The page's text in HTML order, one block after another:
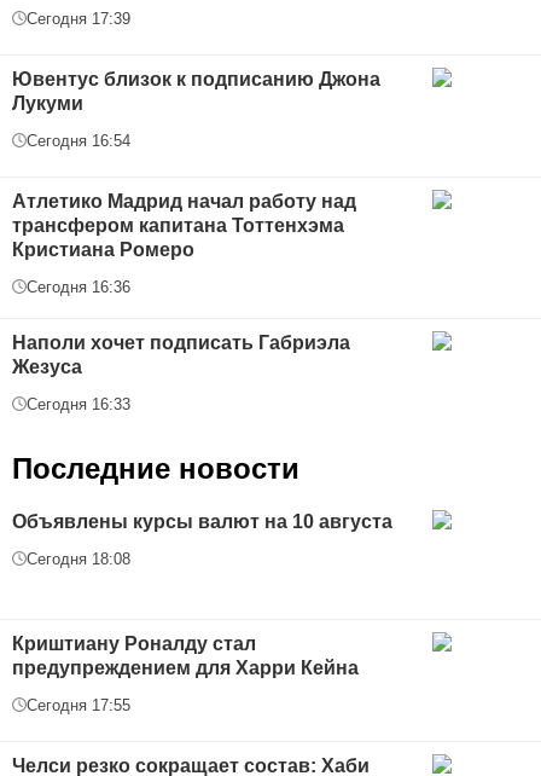
Сегодня 17:39
Ювентус близок к подписанию Джона
Лукуми
Сегодня 16:54
Атлетико Мадрид начал работу над
трансфером капитана Тоттенхэма
Кристиана Ромеро
Сегодня 16:36
Наполи хочет подписать Габриэла
Жезуса
Сегодня 16:33
Последние новости
Объявлены курсы валют на 10 августа
Сегодня 18:08
Криштиану Роналду стал
предупреждением для Харри Кейна
Сегодня 17:55
Челси резко сокращает состав: Хаби